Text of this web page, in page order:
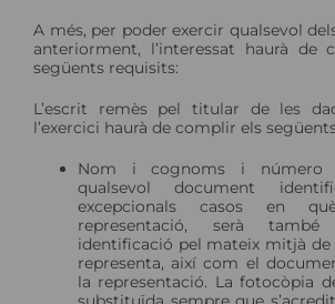
A més, per poder exercir qualsevol
anteriorment, l’interessat haurà de
següents requisits:
L’escrit remès pel titular de les
l’exercici haurà de complir els
Nom i cognoms i número
qualsevol document
excepcionals casos en
representació, serà
identificació pel mateix mitjà de
representa, així com el
la representació. La fotocòpia